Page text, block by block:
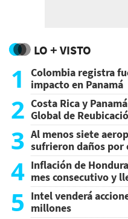
LO + VISTO
1
Colombia registra
impacto en Panamá
2 Costa Rica y
Global de
3 Al menos siete
sufrieron daños
4 Inflación de
mes consecutivo y
5 Intel venderá
millones